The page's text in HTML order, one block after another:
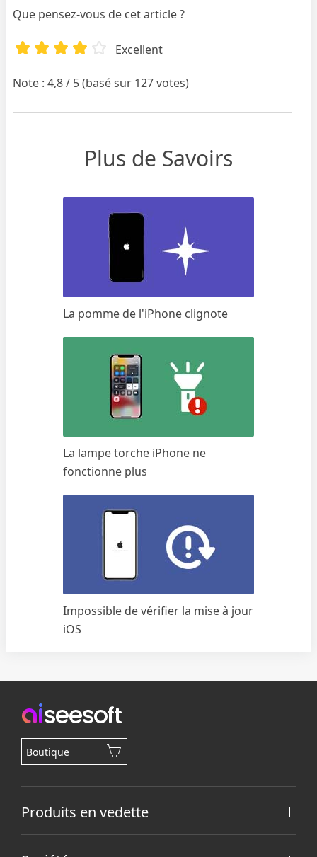
Que pensez-vous de cet article ?
Excellent
Note : 4,8 / 5 (basé sur 127 votes)
Plus de Savoirs
La pomme de l'iPhone clignote
La lampe torche iPhone ne
fonctionne plus
Impossible de vérifier la mise à jour
iOS
Boutique
Produits en vedette